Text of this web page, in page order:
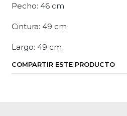
Pecho: 46 cm
Cintura: 49 cm
Largo: 49 cm
COMPARTIR ESTE PRODUCTO